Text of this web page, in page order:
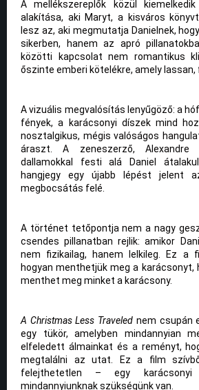
A mellékszereplők közül
alakítása, aki Maryt, a kisváros
lesz az, aki megmutatja Danielnek,
sikerben, hanem az apró
közötti kapcsolat nem romantikus
őszinte emberi kötelékre, amely lassan,
A vizuális megvalósítás lenyűgöző: a
fények, a karácsonyi díszek mind
nosztalgikus, mégis valóságos
áraszt. A zeneszerző, Alexandre
dallamokkal festi alá Daniel
hangjegy egy újabb lépést jelent
megbocsátás felé.
A történet tetőpontja nem a nagy
csendes pillanatban rejlik: amikor
nem fizikailag, hanem lelkileg. Ez a
hogyan menthetjük meg a karácsonyt,
menthet meg minket a karácsony.
A Christmas Less Traveled nem csupán
egy tükör, amelyben mindannyian
elfeledett álmainkat és a reményt,
megtalálni az utat. Ez a film
felejthetetlen – egy karácsonyi
mindannyiunknak szükségünk van.